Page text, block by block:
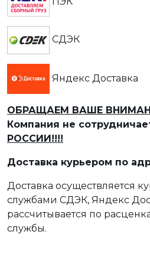
СДЭК
Яндекс Доставка
ОБРАЩАЕМ ВАШЕ
Компания не
РОССИИ!!!!
Доставка курьером по
Доставка осуществляется
службами СДЭК, Яндекс
рассчитывается по
службы.